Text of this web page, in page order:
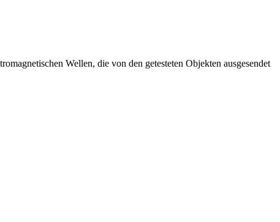
Wellen, die von den getesteten Objekten ausgesendet